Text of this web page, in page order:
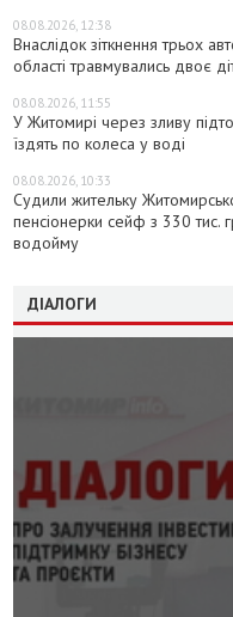
08.08.2026, 12:38
Внаслідок зіткнення трьох
області травмувались двоє
08.08.2026, 11:55
У Житомирі через зливу
їздять по колеса у воді
08.08.2026, 10:33
Судили жительку
пенсіонерки сейф з 330 тис.
водойму
ДІАЛОГИ